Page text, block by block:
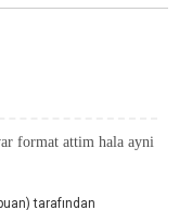
format attim hala ayni
tarafından